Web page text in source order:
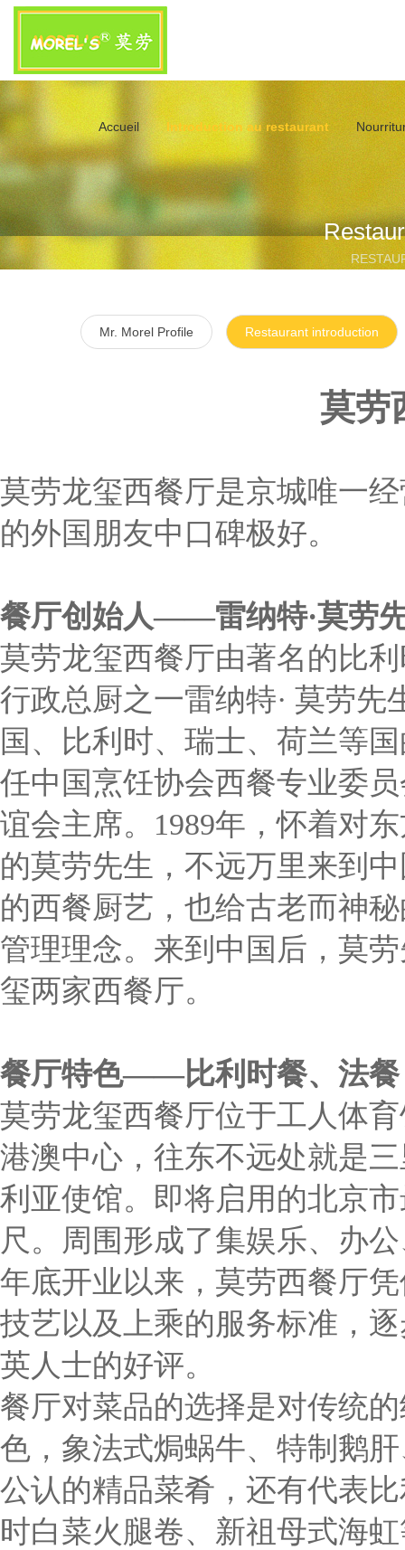
Accueil Introduction au restaurant
Mr. Morel Profile Restaurant introduction
莫劳
莫劳龙玺西餐厅是京城唯一
的外国朋友中口碑极好。
餐厅创始人——雷纳特·莫劳
莫劳龙玺西餐厅由著名的比
行政总厨之一雷纳特· 莫劳
国、比利时、瑞士、荷兰等
任中国烹饪协会西餐专业委
谊会主席。1989年，怀着对
的莫劳先生，不远万里来到
的西餐厨艺，也给古老而神
管理理念。来到中国后，莫
玺两家西餐厅。
餐厅特色——比利时餐、法餐
莫劳龙玺西餐厅位于工人体
港澳中心，往东不远处就是
利亚使馆。即将启用的北京
尺。周围形成了集娱乐、办
年底开业以来，莫劳西餐厅
技艺以及上乘的服务标准，
英人士的好评。
餐厅对菜品的选择是对传统
色，象法式焗蜗牛、特制鹅
公认的精品菜肴，还有代表
时白菜火腿卷、新祖母式海